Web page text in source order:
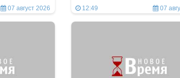
07 август 2026 12:49 07